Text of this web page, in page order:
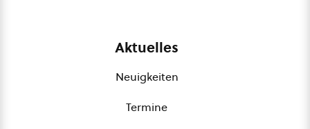
Aktuelles
Neuigkeiten
Termine